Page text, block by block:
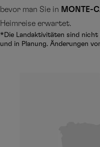
bevor man Sie in MONTE-
Heimreise erwartet.
*Die Landaktivitäten sind nicht
und in Planung. Änderungen